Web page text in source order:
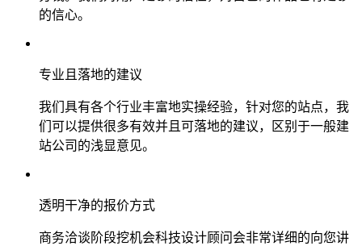
的信心。
专业且落地的建议
我们具有各个行业丰富地实操经验，针对您的站点，我
们可以提供很多有效并且可落地的建议，区别于一般建
站公司的浅显意见。
透明干净的报价方式
商务洽谈阶段挖机会科技设计顾问会非常详细的向您讲